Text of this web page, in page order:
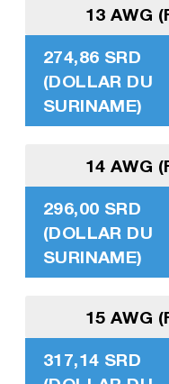
13 AWG
274,86 SRD
(DOLLAR DU
SURINAME)
14 AWG
296,00 SRD
(DOLLAR DU
SURINAME)
15 AWG
317,14 SRD